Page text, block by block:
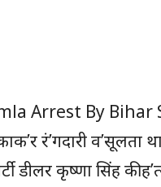
Arrest By Bihar
रं’गदारी व’सूलता
डीलर कृष्णा सिंह की